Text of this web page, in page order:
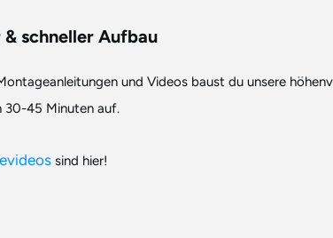
schneller Aufbau
und Videos baust du unsere
30-45 Minuten auf.
sind hier!